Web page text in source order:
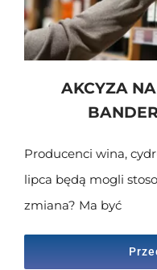
AKCYZA
Producenci wina,
lipca będą mogli
zmiana? Ma być